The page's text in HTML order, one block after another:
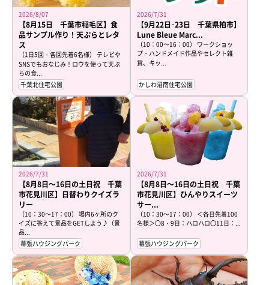
2026/8/07
【8月15日 千葉市稲毛区】食
品サンプル作り！天ぷらとレタ
ス
（1日5回・各回先着6名様） テレビや
SNSでもおなじみ！ロウを使って天ぷ
らの食...
千葉北住宅公園
2026/7/31
【9月22日･23日 千葉県柏市】
Lune Bleue Marc...
（10：00～16：00） ワークショッ
プ・ハンドメイド作品やセレクト雑
貨、キッ...
かしわ沼南住宅公園
2026/7/31
【8月8日～16日の土日祝 千葉
市花見川区】日替わりクイズラ
リー
（10：30～17：00） 場内6ヶ所のク
イズに答えて景品をGETしよう♪（景
品...
幕張ハウジングパーク
2026/7/31
【8月8日～16日の土日祝 千葉
市花見川区】ひんやりスイーツ
サー...
（10：30～17：00） ＜各日先着100
名様＞〇8・9日：ハロハロ〇11日：...
幕張ハウジングパーク